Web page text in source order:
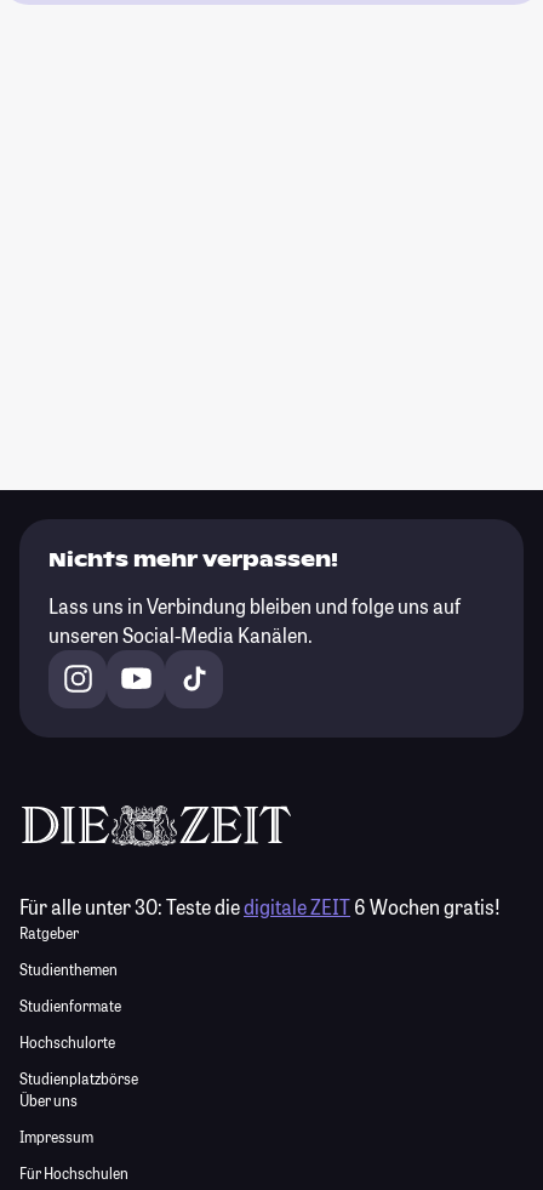
Nichts mehr verpassen!
Lass uns in Verbindung bleiben und folge uns auf
unseren Social-Media Kanälen.
Für alle unter 30:Teste diedigitale ZEIT6 Wochen gratis!
Ratgeber
Studienthemen
Studienformate
Hochschulorte
Studienplatzbörse
Über uns
Impressum
Für Hochschulen